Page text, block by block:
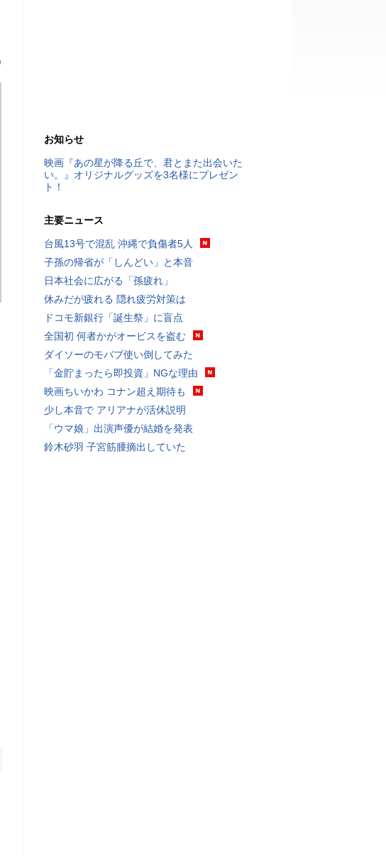
お知らせ
映画『あの星が降る丘で、君とまた出会いた
い。』オリジナルグッズを3名様にプレゼン
ト！
主要ニュース
台風13号で混乱 沖縄で負傷者5人
子孫の帰省が「しんどい」と本音
日本社会に広がる「孫疲れ」
休みだが疲れる 隠れ疲労対策は
ドコモ新銀行「誕生祭」に盲点
全国初 何者かがオービスを盗む
ダイソーのモバブ使い倒してみた
「金貯まったら即投資」NGな理由
映画ちいかわ コナン超え期待も
少し本音で アリアナが活休説明
「ウマ娘」出演声優が結婚を発表
鈴木砂羽 子宮筋腫摘出していた